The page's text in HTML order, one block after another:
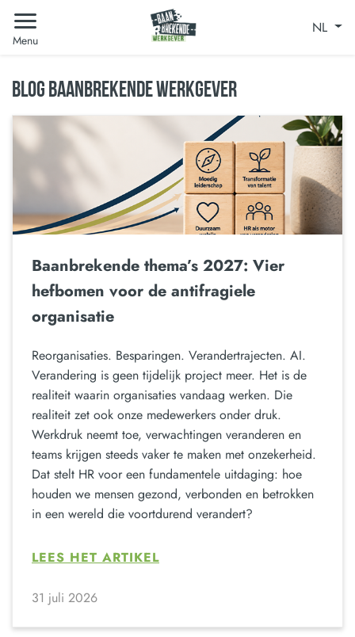
Menu
NL
BLOG BAANBREKENDE WERKGEVER
Baanbrekende thema’s 2027: Vier
hefbomen voor de antifragiele
organisatie
Reorganisaties. Besparingen. Verandertrajecten. AI.
Verandering is geen tijdelijk project meer. Het is de
realiteit waarin organisaties vandaag werken. Die
realiteit zet ook onze medewerkers onder druk.
Werkdruk neemt toe, verwachtingen veranderen en
teams krijgen steeds vaker te maken met onzekerheid.
Dat stelt HR voor een fundamentele uitdaging: hoe
houden we mensen gezond, verbonden en betrokken
in een wereld die voortdurend verandert?
LEES HET ARTIKEL
31 juli 2026